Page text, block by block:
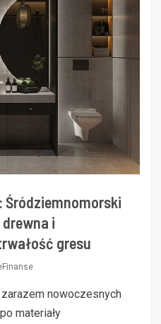
Śródziemnomorski
i
gresu
nowoczesnych
materiały